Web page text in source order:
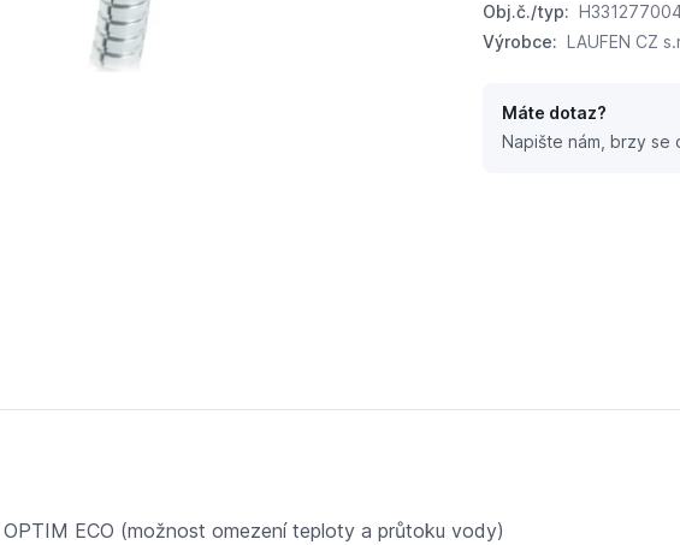
Obj.č./typ:
Výrobce: LAUFEN CZ
Máte dotaz?
Napište nám, brzy se
ECO (možnost omezení teploty a průtoku vody)